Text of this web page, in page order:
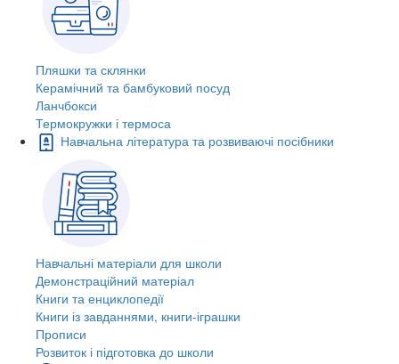
Пляшки та склянки
Керамічний та бамбуковий посуд
Ланчбокси
Термокружки і термоса
Навчальна література та розвиваючі посібники
Навчальні матеріали для школи
Демонстраційний матеріал
Книги та енциклопедії
Книги із завданнями, книги-іграшки
Прописи
Розвиток і підготовка до школи